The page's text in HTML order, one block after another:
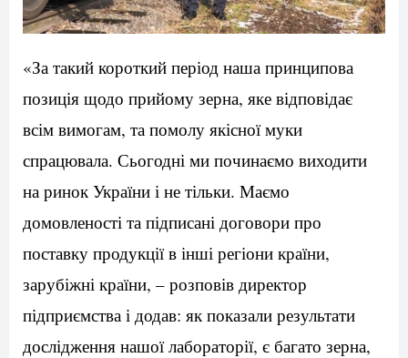
«За такий короткий період наша принципова
позиція щодо прийому зерна, яке відповідає
всім вимогам, та помолу якісної муки
спрацювала. Сьогодні ми починаємо виходити
на ринок України і не тільки. Маємо
домовленості та підписані договори про
поставку продукції в інші регіони країни,
зарубіжні країни, – розповів директор
підприємства і додав: як показали результати
дослідження нашої лабораторії, є багато зерна,